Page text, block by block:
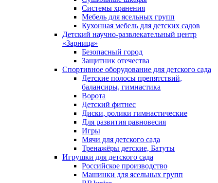
Системы хранения
Мебель для ясельных групп
Кухонная мебель для детских садов
Детский научно-развлекательный центр
«Зарница»
Безопасный город
Защитник отечества
Спортивное оборудование для детского сада
Детские полосы препятствий,
балансиры, гимнастика
Ворота
Детский фитнес
Диски, ролики гимнастические
Для развития равновесия
Игры
Мячи для детского сада
Тренажёры детские, Батуты
Игрушки для детского сада
Российское производство
Машинки для ясельных групп